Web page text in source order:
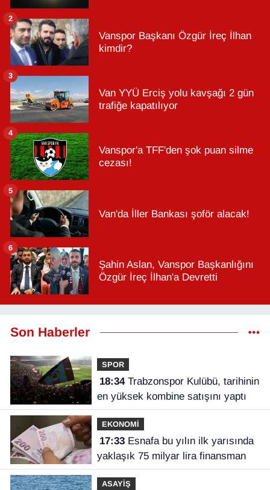
Vanspor Başkanı Özgür İreç İlhan
kimdir?
2
Van YYÜ Erciş yolu kavşağı 2 gün
trafiğe kapatılıyor
3
Vanspor'a TFF'den şok puan silme
cezası!
4
Van'da İller Bankası şoför alacak!
5
Şahin Aslan, Vanspor Başkanlığını
Özgür İreç İlhan'a Devretti
6
Son Haberler
SPOR
18:34Trabzonspor Kulübü, tarihinin
en yüksek kombine satışını yaptı
EKONOMİ
17:33Esnafa bu yılın ilk yarısında
yaklaşık 75 milyar lira finansman
ASAYİŞ